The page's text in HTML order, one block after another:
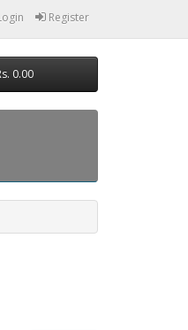
Register
0.00